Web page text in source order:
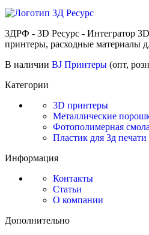
3ДРФ - 3D Ресурс - Интегратор
принтеры, расходные материалы
В наличии BJ Принтеры (опт,
Категории
3D принтеры
Металлические
Фотополимерная смола
Пластик для 3д печати
Информация
Контакты
Статьи
О компании
Дополнительно